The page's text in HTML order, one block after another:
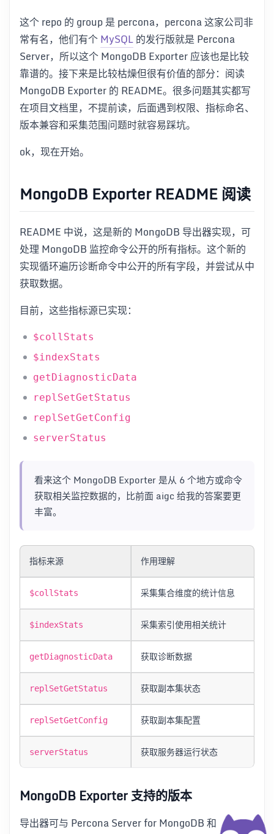
这个 repo 的 group 是 percona，percona 这家公司非
常有名，他们有个MySQL的发行版就是 Percona
Server，所以这个 MongoDB Exporter 应该也是比较
靠谱的。接下来是比较枯燥但很有价值的部分：阅读
MongoDB Exporter 的 README。很多问题其实都写
在项目文档里，不提前读，后面遇到权限、指标命名、
版本兼容和采集范围问题时就容易踩坑。
ok，现在开始。
MongoDB Exporter README 阅读
README 中说，这是新的 MongoDB 导出器实现，可
处理 MongoDB 监控命令公开的所有指标。这个新的
实现循环遍历诊断命令中公开的所有字段，并尝试从中
获取数据。
目前，这些指标源已实现：
$collStats
$indexStats
getDiagnosticData
replSetGetStatus
replSetGetConfig
serverStatus
看来这个 MongoDB Exporter 是从 6 个地方或命令
获取相关监控数据的，比前面 aigc 给我的答案要更
丰富。
指标来源 作用理解
$collStats 采集集合维度的统计信息
$indexStats 采集索引使用相关统计
getDiagnosticData 获取诊断数据
replSetGetStatus 获取副本集状态
replSetGetConfig 获取副本集配置
serverStatus 获取服务器运行状态
MongoDB Exporter 支持的版本
导出器可与 Percona Server for MongoDB 和